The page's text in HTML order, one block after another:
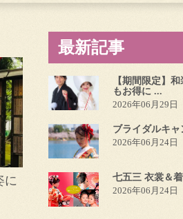
に
最新記事
【期間限定】
もお得に ...
2026年06月29日
ブライダルキャ
2026年06月24日
七五三 衣裳＆
2026年06月24日